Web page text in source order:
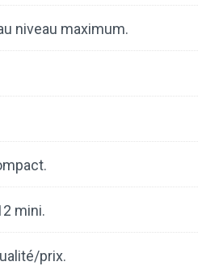
niveau maximum.
mini.
prix.